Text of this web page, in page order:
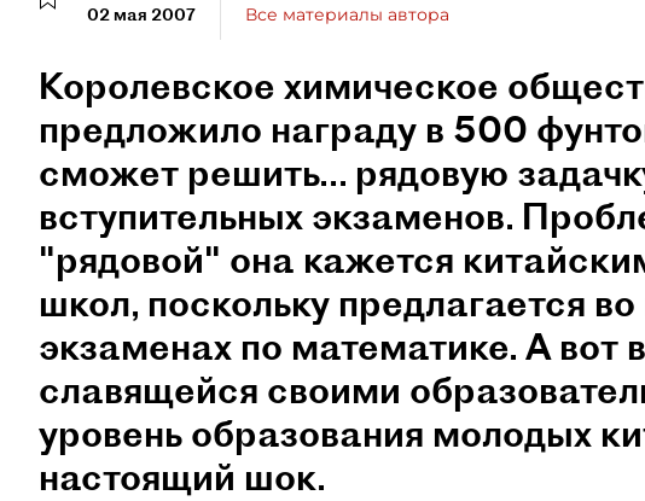
02 мая 2007
Все материалы автора
Королевское химическое
предложило награду в 500
сможет решить... рядовую
вступительных экзаменов.
"рядовой" она кажется
школ, поскольку предлагается
экзаменах по математике. А вот
славящейся своими
уровень образования молодых
настоящий шок.